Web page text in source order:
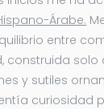
Árabe.
entre
construida solo
y sutiles
curiosidad